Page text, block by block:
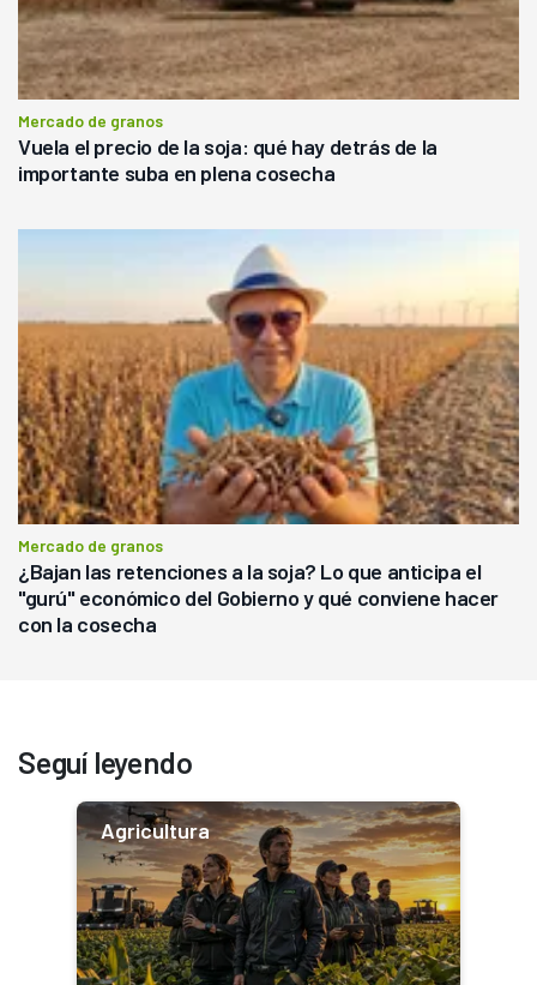
Mercado de granos
Vuela el precio de la soja: qué hay detrás de la
importante suba en plena cosecha
Mercado de granos
¿Bajan las retenciones a la soja? Lo que anticipa el
"gurú" económico del Gobierno y qué conviene hacer
con la cosecha
Seguí leyendo
Agricultura